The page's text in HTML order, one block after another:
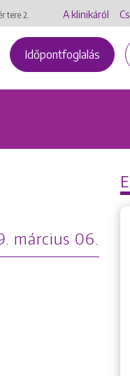
tere 2. A klinikáról
Időpontfoglalás
március 06.